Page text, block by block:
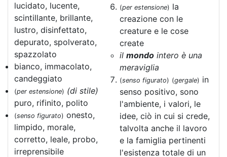
lucidato, lucente,
scintillante, brillante,
lustro, disinfettato,
depurato, spolverato,
spazzolato
bianco, immacolato,
candeggiato
(per estensione) (di stile)
puro, rifinito, polito
(senso figurato) onesto,
limpido, morale,
corretto, leale, probo,
irreprensibile
(per estensione) la
creazione con le
creature e le cose
create
il mondo intero è una
meraviglia
(senso figurato) (gergale) in
senso positivo, sono
l'ambiente, i valori, le
idee, ciò in cui si crede,
talvolta anche il lavoro
e la famiglia pertinenti
l'esistenza totale di un